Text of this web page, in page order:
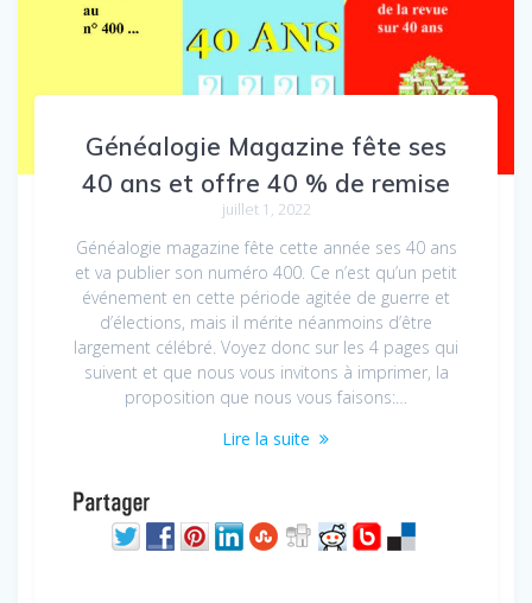
Généalogie Magazine fête ses
40 ans et offre 40 % de remise
juillet 1, 2022
Généalogie magazine fête cette année ses 40 ans
et va publier son numéro 400. Ce n’est qu’un petit
événement en cette période agitée de guerre et
d’élections, mais il mérite néanmoins d’être
largement célébré. Voyez donc sur les 4 pages qui
suivent et que nous vous invitons à imprimer, la
proposition que nous vous faisons:…
Lire la suite